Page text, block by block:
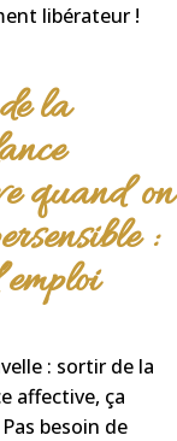
libérateur !
la
quand on
:
: sortir de la
affective, ça
Pas besoin de